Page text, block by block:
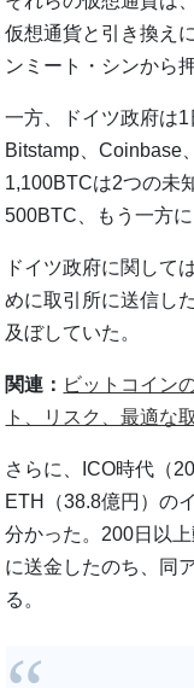
仮想通貨と引き換え
ンミート・シンから
一方、ドイツ政府は
Bitstamp、Coinbase
1,100BTCは2つの未
500BTC、もう一方
ドイツ政府に関して
めに取引所に送信し
及ぼしていた。
関連： ビットコイン
ト、リスク、最適な
さらに、ICO時代（
ETH（38.8億円）の
分かった。200日以
に送金したのち、同
る。